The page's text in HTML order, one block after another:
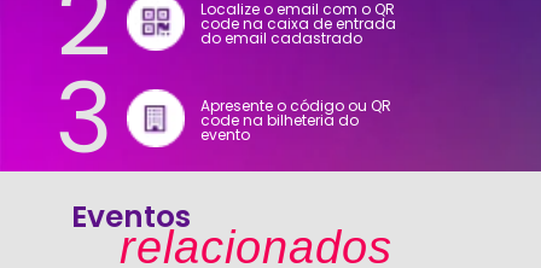
Localize o email com o QR
code na caixa de entrada
do email cadastrado
3 Apresente o código ou QR
code na bilheteria do
evento
Eventos
relacionados